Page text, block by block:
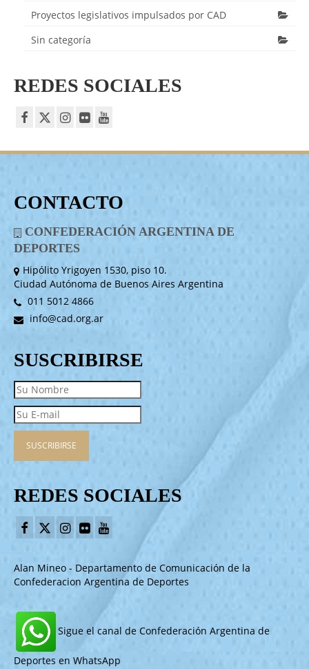
Proyectos legislativos impulsados por CAD
Sin categoría
REDES SOCIALES
CONTACTO
CONFEDERACIÓN ARGENTINA DE
DEPORTES
Hipólito Yrigoyen 1530, piso 10.
Ciudad Autónoma de Buenos Aires Argentina
011 5012 4866
info@cad.org.ar
SUSCRIBIRSE
REDES SOCIALES
Alan Mineo - Departamento de Comunicación de la
Confederacion Argentina de Deportes
Sigue el canal de Confederación Argentina de
Deportes en WhatsApp